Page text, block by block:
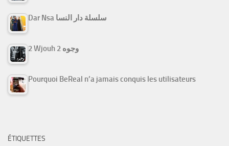
Dar Nsa سلسلة دار النسا
2 Wjouh 2 وجوه
Pourquoi BeReal n’a jamais conquis les utilisateurs
ÉTIQUETTES